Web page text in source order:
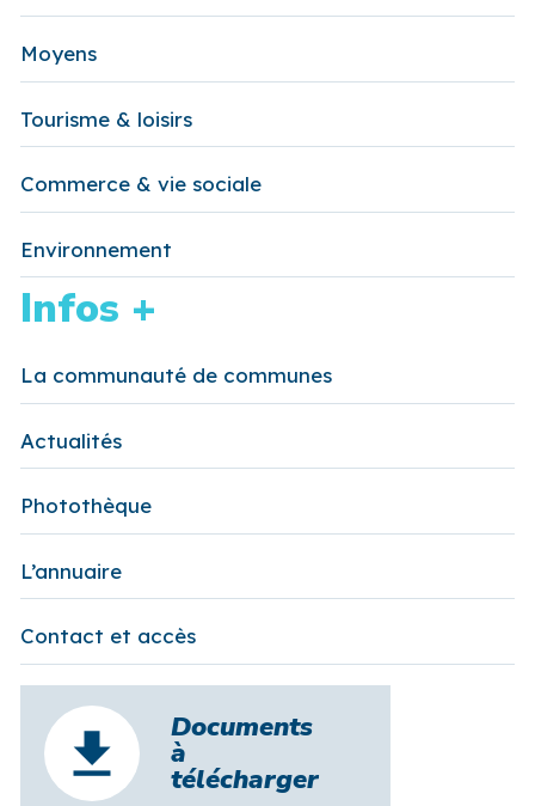
Moyens
Tourisme & loisirs
Commerce & vie sociale
Environnement
Infos +
La communauté de communes
Actualités
Photothèque
L’annuaire
Contact et accès
Documents
à
télécharger